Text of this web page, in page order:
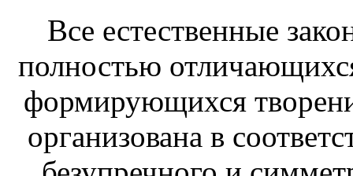
Все естественные
полностью
формирующихся
организована в